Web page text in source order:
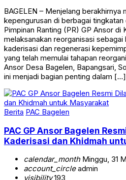
BAGELEN – Menjelang berakhirnya
kepengurusan di berbagai tingkatan
Pimpinan Ranting (PR) GP Ansor di
melaksanakan reorganisasi
kaderisasi dan regenerasi
yang telah memulai tahapan
Ansor Desa Bagelen, Bapangsari,
ini menjadi bagian penting dalam […]
Berita PAC Bagelen
PAC GP Ansor Bagelen
Kaderisasi dan Khidmah
calendar_monthMinggu, 31
account_circleadmin
visibility193